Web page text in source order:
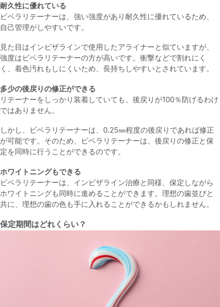
耐久性に優れている
ビベラリテーナーは、強い強度があり耐久性に優れているため、
自己管理がしやすいです。
見た目はインビザラインで使用したアライナーと似ていますが、
強度はビベラリテーナーの方が高いです。衝撃などで割れにく
く、着色汚れもしにくいため、長持ちしやすいとされています。
多少の後戻りの修正ができる
リテーナーをしっかり装着していても、後戻りが100％防げるわけ
ではありません。
しかし、ビベラリテーナーは、0.25㎜程度の後戻りであれば修正
が可能です。そのため、ビベラリテーナーは、後戻りの修正と保
定を同時に行うことができるのです。
ホワイトニングもできる
ビベラリテーナーは、インビザライン治療と同様、保定しながら
ホワイトニングも同時に進めることができます。理想の歯並びと
共に、理想の歯の色も手に入れることができるかもしれません。
保定期間はどれくらい？